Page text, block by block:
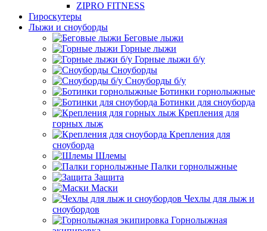
ZIPRO FITNESS
Гироскутеры
Лыжи и сноуборды
Беговые лыжи
Горные лыжи
Горные лыжи б/у
Сноуборды
Сноуборды б/у
Ботинки горнолыжные
Ботинки для сноуборда
Крепления для
горных лыж
Крепления для
сноуборда
Шлемы
Палки горнолыжные
Защита
Маски
Чехлы для лыж и
сноубордов
Горнолыжная